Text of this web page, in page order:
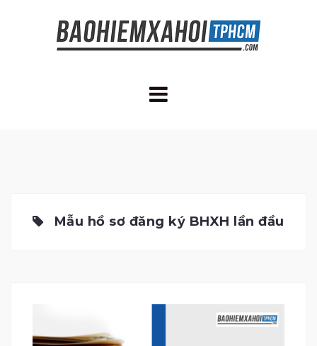
Mẫu hồ sơ đăng ký BHXH lần đầu